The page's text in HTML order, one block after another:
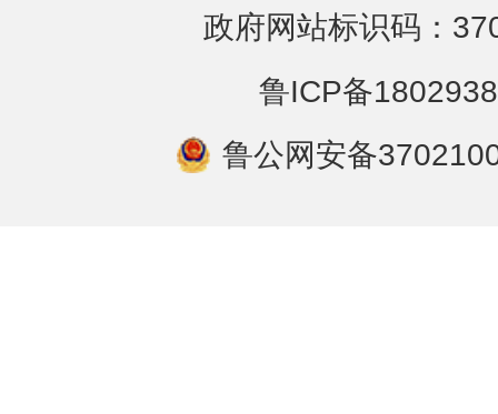
政府网站标识码：
鲁ICP备
鲁公网安备